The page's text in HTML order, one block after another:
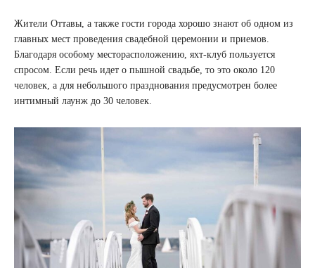
Жители Оттавы, а также гости города хорошо знают об одном из
главных мест проведения свадебной церемонии и приемов.
Благодаря особому месторасположению, яхт-клуб пользуется
спросом. Если речь идет о пышной свадьбе, то это около 120
человек, а для небольшого празднования предусмотрен более
интимный лаунж до 30 человек.